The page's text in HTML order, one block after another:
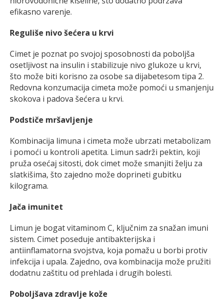
efikasno varenje.
Reguliše nivo šećera u krvi
Cimet je poznat po svojoj sposobnosti da poboljša
osetljivost na insulin i stabilizuje nivo glukoze u krvi,
što može biti korisno za osobe sa dijabetesom tipa 2.
Redovna konzumacija cimeta može pomoći u smanjenju
skokova i padova šećera u krvi.
Podstiče mršavljenje
Kombinacija limuna i cimeta može ubrzati metabolizam
i pomoći u kontroli apetita. Limun sadrži pektin, koji
pruža osećaj sitosti, dok cimet može smanjiti želju za
slatkišima, što zajedno može doprineti gubitku
kilograma.
Jača imunitet
Limun je bogat vitaminom C, ključnim za snažan imuni
sistem. Cimet poseduje antibakterijska i
antiinflamatorna svojstva, koja pomažu u borbi protiv
infekcija i upala. Zajedno, ova kombinacija može pružiti
dodatnu zaštitu od prehlada i drugih bolesti.
Poboljšava zdravlje kože